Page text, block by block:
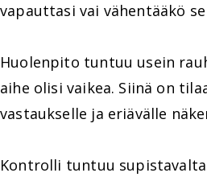
vapauttasi vai vähentääkö
Huolenpito tuntuu usein
aihe olisi vaikea. Siinä on
vastaukselle ja eriävälle
Kontrolli tuntuu